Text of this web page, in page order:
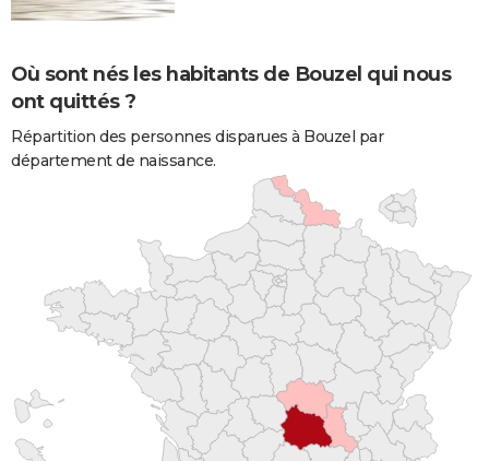
Où sont nés les habitants de Bouzel qui nous
ont quittés ?
Répartition des personnes disparues à Bouzel par
département de naissance.